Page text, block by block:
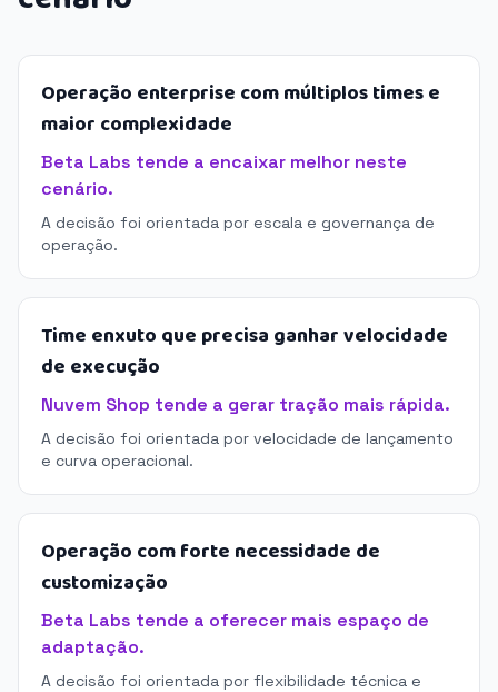
Operação enterprise com múltiplos times e
maior complexidade
Beta Labs tende a encaixar melhor neste
cenário.
A decisão foi orientada por escala e governança de
operação.
Time enxuto que precisa ganhar velocidade
de execução
Nuvem Shop tende a gerar tração mais rápida.
A decisão foi orientada por velocidade de lançamento
e curva operacional.
Operação com forte necessidade de
customização
Beta Labs tende a oferecer mais espaço de
adaptação.
A decisão foi orientada por flexibilidade técnica e